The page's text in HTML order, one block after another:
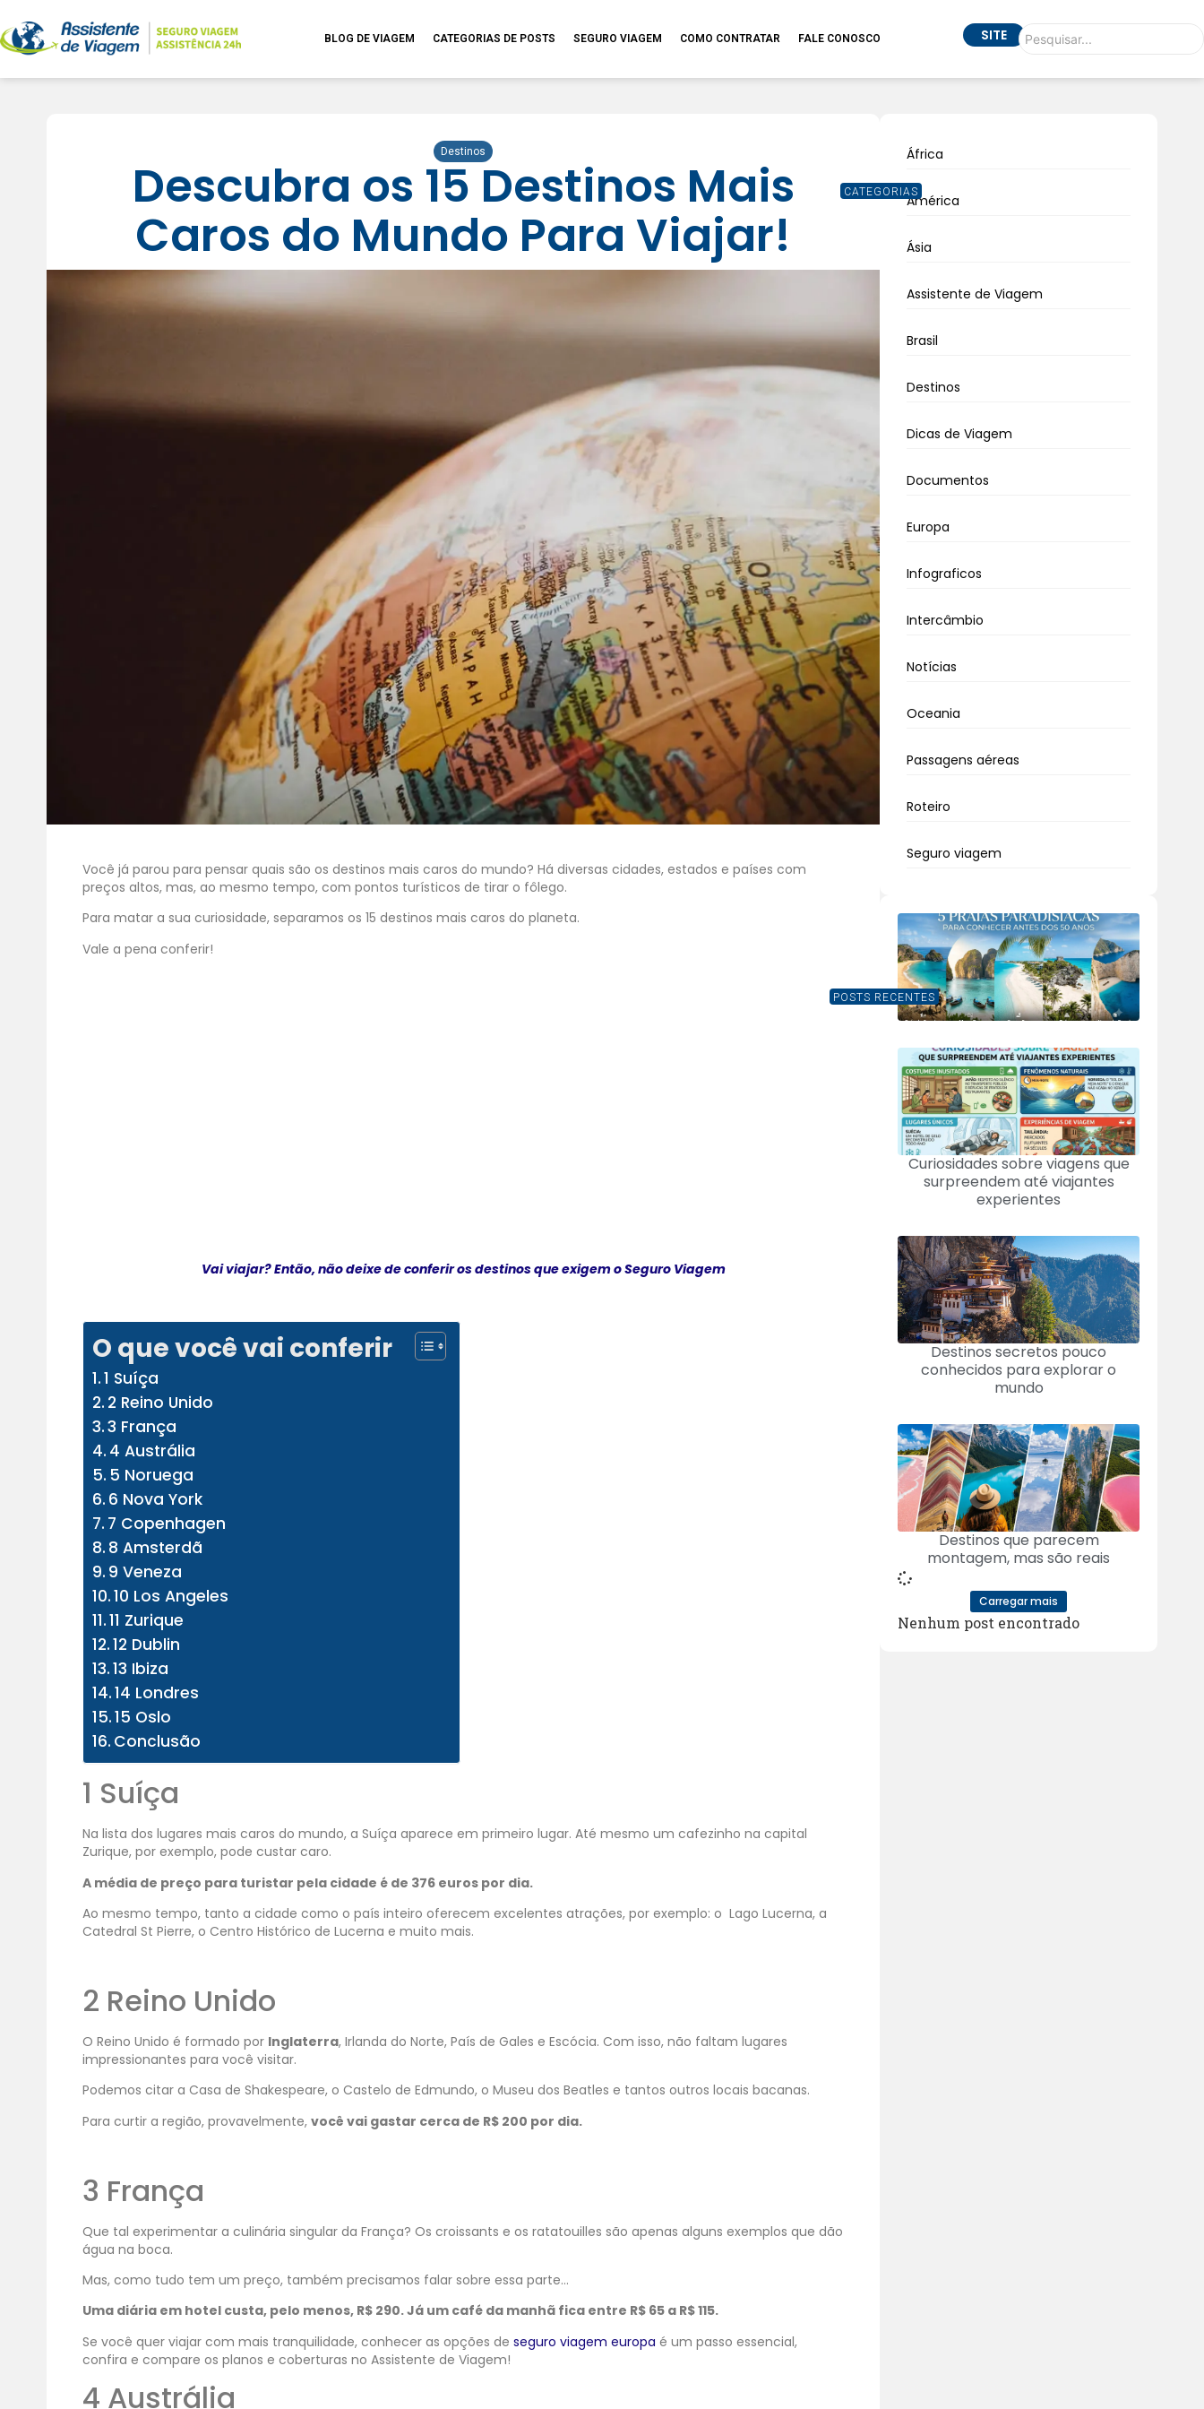
BLOG DE VIAGEM CATEGORIAS DE POSTS SEGURO VIAGEM COMO CONTRATAR FALE CONOSCO SITE
Destinos
Descubra os 15 Destinos Mais
Caros do Mundo Para Viajar!
Você já parou para pensar quais são os destinos mais caros do mundo? Há diversas cidades, estados e países com
preços altos, mas, ao mesmo tempo, com pontos turísticos de tirar o fôlego.
Para matar a sua curiosidade, separamos os 15 destinos mais caros do planeta.
Vale a pena conferir!
Vai viajar? Então, não deixe de conferir os destinos que exigem o Seguro Viagem
O que você vai conferir
1 Suíça
2 Reino Unido
3 França
4 Austrália
5 Noruega
6 Nova York
7 Copenhagen
8 Amsterdã
9 Veneza
10 Los Angeles
11 Zurique
12 Dublin
13 Ibiza
14 Londres
15 Oslo
Conclusão
1 Suíça
Na lista dos lugares mais caros do mundo, a Suíça aparece em primeiro lugar. Até mesmo um cafezinho na capital
Zurique, por exemplo, pode custar caro.
A média de preço para turistar pela cidade é de 376 euros por dia.
Ao mesmo tempo, tanto a cidade como o país inteiro oferecem excelentes atrações, por exemplo: o Lago Lucerna, a
Catedral St Pierre, o Centro Histórico de Lucerna e muito mais.
2 Reino Unido
O Reino Unido é formado por Inglaterra, Irlanda do Norte, País de Gales e Escócia. Com isso, não faltam lugares
impressionantes para você visitar.
Podemos citar a Casa de Shakespeare, o Castelo de Edmundo, o Museu dos Beatles e tantos outros locais bacanas.
Para curtir a região, provavelmente, você vai gastar cerca de R$ 200 por dia.
3 França
Que tal experimentar a culinária singular da França? Os croissants e os ratatouilles são apenas alguns exemplos que dão
água na boca.
Mas, como tudo tem um preço, também precisamos falar sobre essa parte…
Uma diária em hotel custa, pelo menos, R$ 290. Já um café da manhã fica entre R$ 65 a R$ 115.
Se você quer viajar com mais tranquilidade, conhecer as opções de seguro viagem europa é um passo essencial,
confira e compare os planos e coberturas no Assistente de Viagem!
4 Austrália
CATEGORIAS
África
América
Ásia
Assistente de Viagem
Brasil
Destinos
Dicas de Viagem
Documentos
Europa
Infograficos
Intercâmbio
Notícias
Oceania
Passagens aéreas
Roteiro
Seguro viagem
POSTS RECENTES
Curiosidades sobre viagens que
surpreendem até viajantes
experientes
Destinos secretos pouco
conhecidos para explorar o
mundo
Destinos que parecem
montagem, mas são reais
Carregar mais
Nenhum post encontrado